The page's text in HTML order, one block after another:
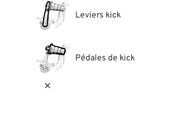
Leviers kick
Pédales de kick
